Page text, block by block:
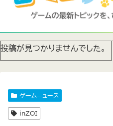
投稿が見つかりませんでした。
ゲームニュース
inZOI